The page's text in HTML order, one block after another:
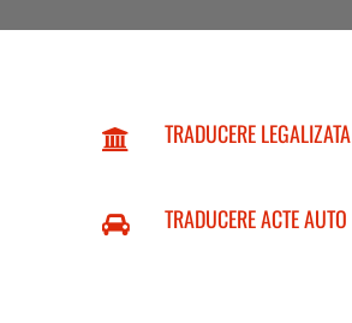
TRADUCERE LEGALIZATA
TRADUCERE ACTE AUTO